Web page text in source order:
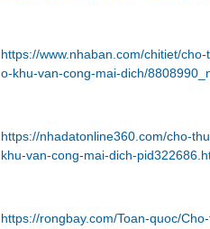
https://www.nhaban.com/chitiet/
o-khu-van-cong-mai-dich/
https://nhadatonline360.com/cho-
khu-van-cong-mai-dich-
https://rongbay.com/Toan-quoc/